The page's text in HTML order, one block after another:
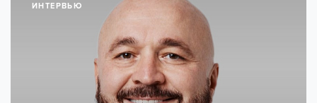
ИНТЕРВЬЮ